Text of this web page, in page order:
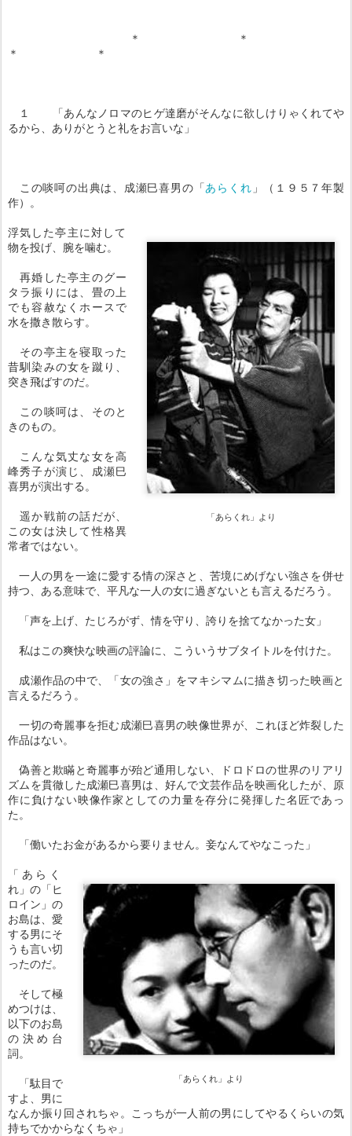
＊ ＊
＊ ＊
１ 「あんなノロマのヒゲ達磨がそんなに欲しけりゃくれてや
るから、ありがとうと礼をお言いな」
この啖呵の出典は、成瀬巳喜男の「あらくれ 」（１９５７年製
作）。
「あらくれ」より
浮気した亭主に対して
物を投げ、腕を噛む。
再婚した亭主のグー
タラ振りには、畳の上
でも容赦なくホースで
水を撒き散らす。
その亭主を寝取った
昔馴染みの女を蹴り、
突き飛ばすのだ。
この啖呵は、そのと
きのもの。
こんな気丈な女を高
峰秀子が演じ、成瀬巳
喜男が演出する。
遥か戦前の話だが、
この女は決して性格異
常者ではない。
一人の男を一途に愛する情の深さと、苦境にめげない強さを併せ
持つ、ある意味で、平凡な一人の女に過ぎないとも言えるだろう。
「声を上げ、たじろがず、情を守り、誇りを捨てなかった女」
私はこの爽快な映画の評論に、こういうサブタイトルを付けた。
成瀬作品の中で、「女の強さ」をマキシマムに描き切った映画と
言えるだろう。
一切の奇麗事を拒む成瀬巳喜男の映像世界が、これほど炸裂した
作品はない。
偽善と欺瞞と奇麗事が殆ど通用しない、ドロドロの世界のリアリ
ズムを貫徹した成瀬巳喜男は、好んで文芸作品を映画化したが、原
作に負けない映像作家としての力量を存分に発揮した名匠であっ
た。
「働いたお金があるから要りません。妾なんてやなこった」
「あらくれ」より
「あらく
れ」の「ヒ
ロイン」の
お島は、愛
する男にそ
うも言い切
ったのだ。
そして極
めつけは、
以下のお島
の決め台
詞。
「駄目で
すよ、男に
なんか振り回されちゃ。こっちが一人前の男にしてやるくらいの気
持ちでかからなくちゃ」